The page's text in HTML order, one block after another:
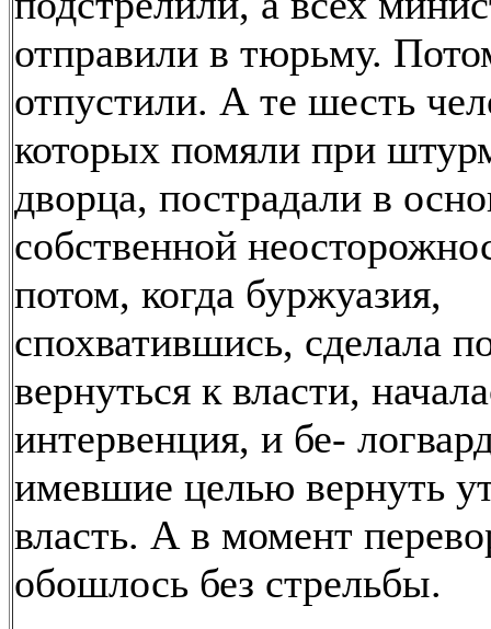
отправили в тюрьму.
отпустили. А те шесть
которых помяли при
дворца, пострадали в
собственной
потом, когда буржуазия,
спохватившись, сделала
вернуться к власти,
интервенция, и бе-
имевшие целью вернуть
власть. А в момент
обошлось без стрельбы.